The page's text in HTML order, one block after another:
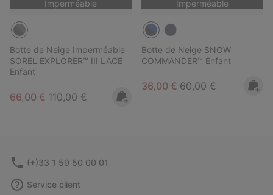
Imperméable
Botte de Neige Imperméable
SOREL EXPLORER™ III LACE
Enfant
Sale price:
66,00 € Regular price:
110,00 €
Imperméable
Botte de Neige SNOW
COMMANDER™ Enfant
Sale price:
36,00 € Regular price:
60,00 €
(+)33 1 59 50 00 01
Service client